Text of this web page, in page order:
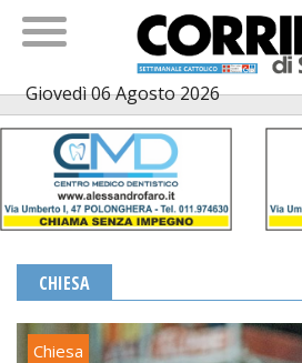
Giovedì 06 Agosto 2026
CHIESA
Chiesa